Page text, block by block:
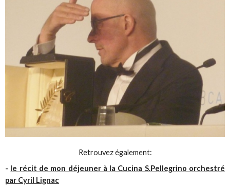
Retrouvez également:
- le récit de mon déjeuner à la Cucina S.Pellegrino orchestré
par Cyril Lignac